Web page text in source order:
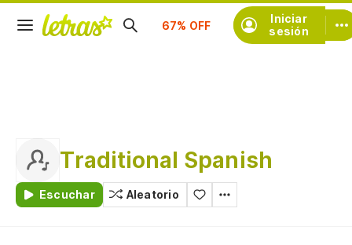
Iniciar
sesión
Suscríbete
Traditional Spanish
Escuchar Aleatorio